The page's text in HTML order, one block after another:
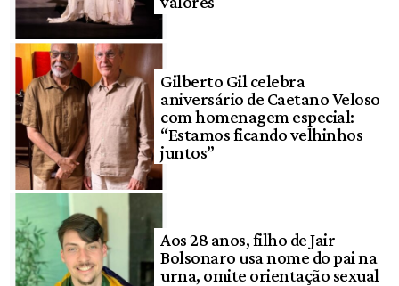
Gilberto Gil celebra
aniversário de Caetano Veloso
com homenagem especial:
“Estamos ficando velhinhos
juntos”
Aos 28 anos, filho de Jair
Bolsonaro usa nome do pai na
urna, omite orientação sexual